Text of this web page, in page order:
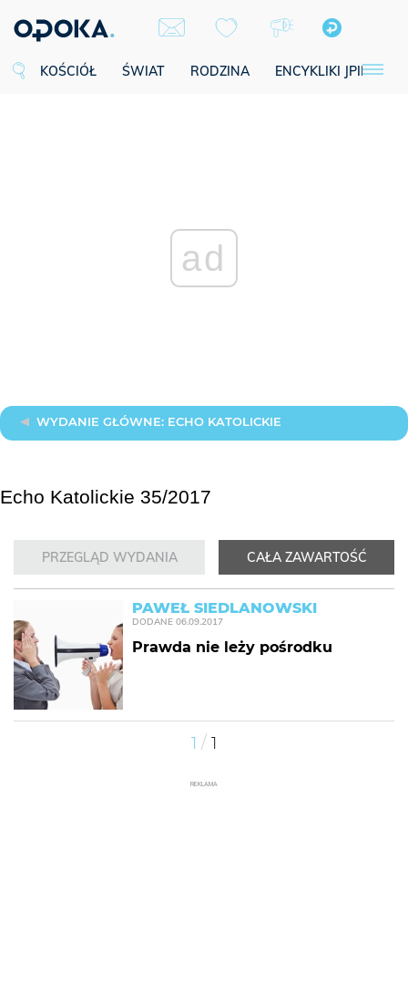
KOŚCIÓŁ ŚWIAT RODZINA ENCYKLIKI JPII
ad
WYDANIE GŁÓWNE: ECHO KATOLICKIE
Echo Katolickie 35/2017
PRZEGLĄD WYDANIA CAŁA ZAWARTOŚĆ
PAWEŁ SIEDLANOWSKI
DODANE 06.09.2017
Prawda nie leży pośrodku
1 / 1
REKLAMA